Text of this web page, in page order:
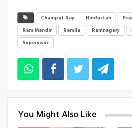
Champat Ray Hindustan
Ram Mandir
Ramlla Ramnagery
Supervisor
You Might Also Like